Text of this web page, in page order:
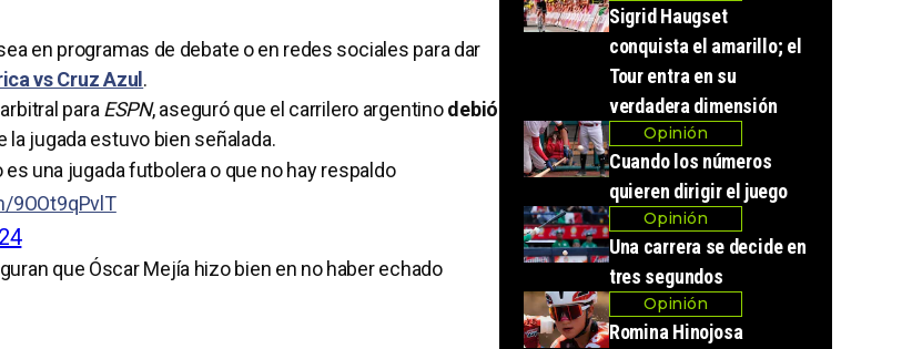
en programas de debate o en redes sociales para dar
vs Cruz Azul .
para ESPN, aseguró que el carrilero argentinodebió
la jugada estuvo bien señalada.
una jugada futbolera o que no hay respaldo
9OOt9qPvlT
que Óscar Mejía hizo bien en no haber echado
Sigrid Haugset
conquista el amarillo; el
Tour entra en su
verdadera dimensión
Opinión
Cuando los números
quieren dirigir el juego
Opinión
Una carrera se decide en
tres segundos
Opinión
Romina Hinojosa